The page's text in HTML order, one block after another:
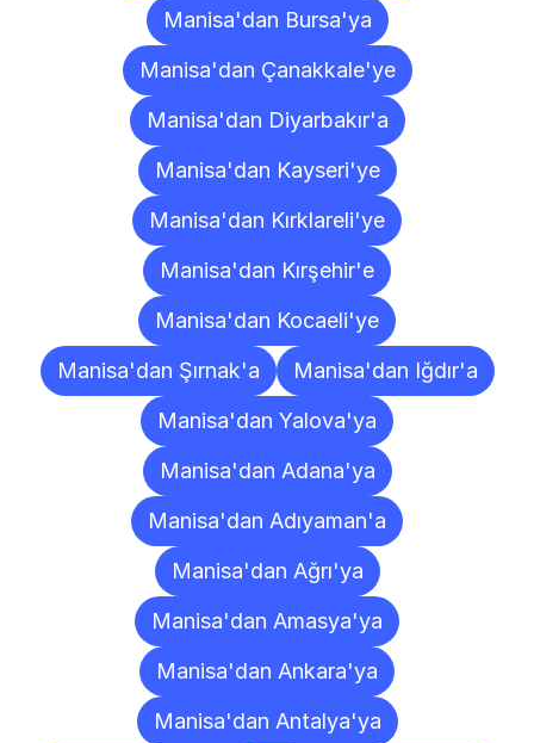
Manisa'dan Bursa'ya
Manisa'dan Çanakkale'ye
Manisa'dan Diyarbakır'a
Manisa'dan Kayseri'ye
Manisa'dan Kırklareli'ye
Manisa'dan Kırşehir'e
Manisa'dan Kocaeli'ye
Manisa'dan Şırnak'a
Manisa'dan Iğdır'a
Manisa'dan Yalova'ya
Manisa'dan Adana'ya
Manisa'dan Adıyaman'a
Manisa'dan Ağrı'ya
Manisa'dan Amasya'ya
Manisa'dan Ankara'ya
Manisa'dan Antalya'ya